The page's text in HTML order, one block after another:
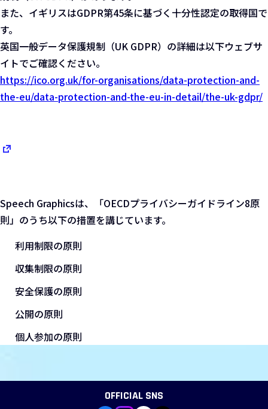
また、イギリスはGDPR第45条に基づく十分性認定の取得国で
す。
英国一般データ保護規制（UK GDPR）の詳細は以下ウェブサ
イトでご確認ください。
https://ico.org.uk/for-organisations/data-protection-and-
the-eu/data-protection-and-the-eu-in-detail/the-uk-gdpr/
Speech Graphicsは、「OECDプライバシーガイドライン8原
則」のうち以下の措置を講じています。
利用制限の原則
収集制限の原則
安全保護の原則
公開の原則
個人参加の原則
OFFICIAL SNS